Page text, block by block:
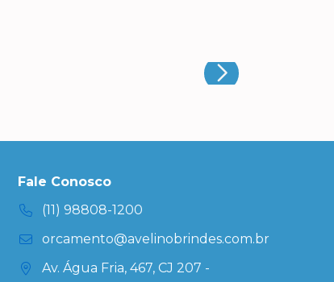
Fale Conosco
(11) 98808-1200
orcamento@avelinobrindes.com.br
Av. Água Fria, 467, CJ 207 -